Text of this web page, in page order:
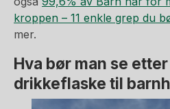
kroppen – 11 enkle grep du
mer.
Hva bør man se
drikkeflaske til